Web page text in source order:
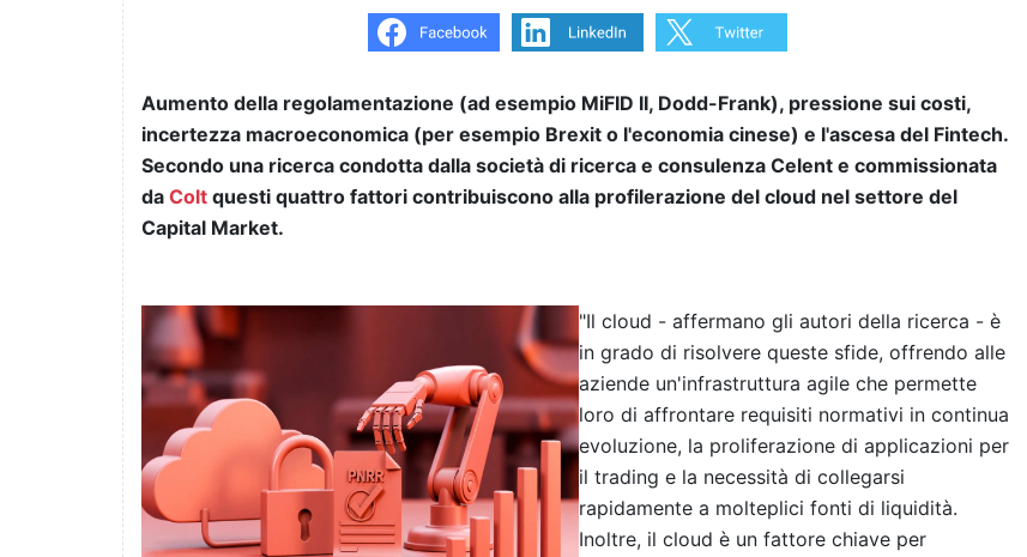
Aumento della regolamentazione (ad esempio MiFID II, Dodd-Frank), pressione sui costi,
incertezza macroeconomica (per esempio Brexit o l'economia cinese) e l'ascesa del Fintech.
Secondo una ricerca condotta dalla società di ricerca e consulenza Celent e commissionata
da Colt questi quattro fattori contribuiscono alla profilerazione del cloud nel settore del
Capital Market.
"Il cloud - affermano gli autori della ricerca - è
in grado di risolvere queste sfide, offrendo alle
aziende un'infrastruttura agile che permette
loro di affrontare requisiti normativi in continua
evoluzione, la proliferazione di applicazioni per
il trading e la necessità di collegarsi
rapidamente a molteplici fonti di liquidità.
Inoltre, il cloud è un fattore chiave per